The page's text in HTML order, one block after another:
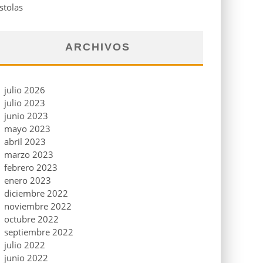
ARCHIVOS
julio 2026
julio 2023
junio 2023
mayo 2023
abril 2023
marzo 2023
febrero 2023
enero 2023
diciembre 2022
noviembre 2022
octubre 2022
septiembre 2022
julio 2022
junio 2022